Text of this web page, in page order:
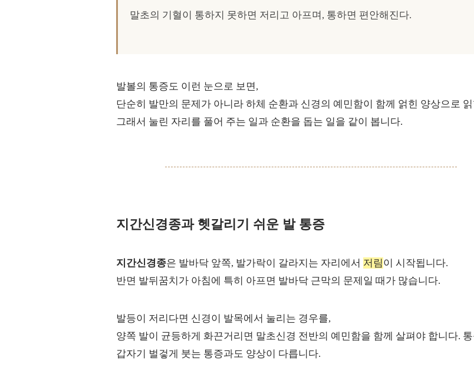
말초의 기혈이 통하지 못하면 저리고 아프며, 통하면 편안해진다.
발볼의 통증도 이런 눈으로 보면,
단순히 발만의 문제가 아니라 하체 순환과 신경의 예민함이 함께 얽힌 양상으로
그래서 눌린 자리를 풀어 주는 일과 순환을 돕는 일을 같이 봅니다.
지간신경종과 헷갈리기 쉬운 발 통증
지간신경종은 발바닥 앞쪽, 발가락이 갈라지는 자리에서 저림이 시작됩니다.
반면 발뒤꿈치가 아침에 특히 아프면 발바닥 근막의 문제일 때가 많습니다.
발등이 저리다면 신경이 발목에서 눌리는 경우를,
양쪽 발이 균등하게 화끈거리면 말초신경 전반의 예민함을 함께 살펴야 합니다.
갑자기 벌겋게 붓는 통증과도 양상이 다릅니다.